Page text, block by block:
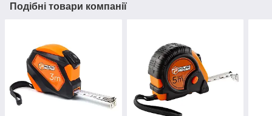
Подібні товари компанії